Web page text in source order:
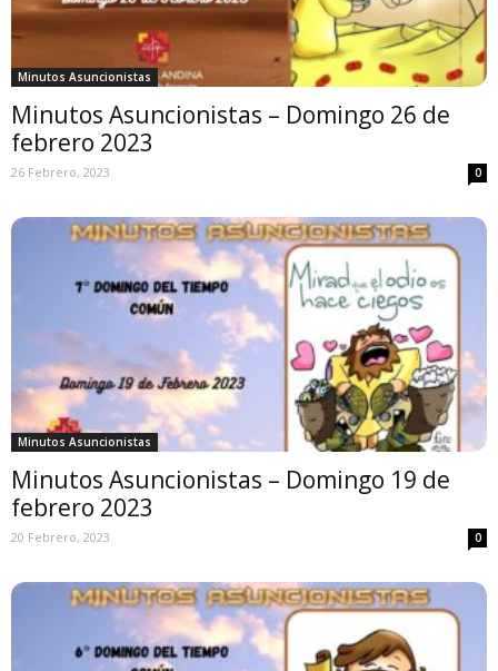
Minutos Asuncionistas
Minutos Asuncionistas – Domingo 26 de
febrero 2023
26 Febrero, 2023 0
Minutos Asuncionistas
Minutos Asuncionistas – Domingo 19 de
febrero 2023
20 Febrero, 2023 0